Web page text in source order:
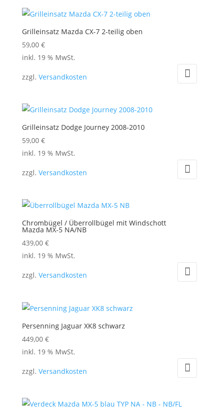
Grilleinsatz Mazda CX-7 2-teilig oben
59,00 €
inkl. 19 % MwSt.
zzgl. Versandkosten
Grilleinsatz Dodge Journey 2008-2010
59,00 €
inkl. 19 % MwSt.
zzgl. Versandkosten
Chrombügel / Überrollbügel mit Windschott
Mazda MX-5 NA/NB
439,00 €
inkl. 19 % MwSt.
zzgl. Versandkosten
Persenning Jaguar XK8 schwarz
449,00 €
inkl. 19 % MwSt.
zzgl. Versandkosten